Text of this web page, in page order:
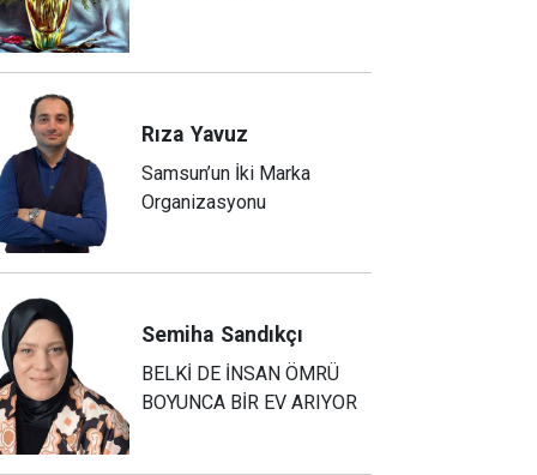
Rıza Yavuz
Samsun’un İki Marka
Organizasyonu
Semiha Sandıkçı
BELKİ DE İNSAN ÖMRÜ
BOYUNCA BİR EV ARIYOR